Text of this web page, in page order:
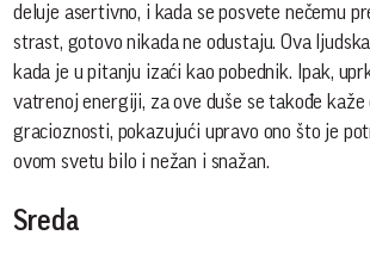
deluje asertivno, i kada se posvete nečemu
strast, gotovo nikada ne odustaju. Ova
kada je u pitanju izaći kao pobednik. Ipak,
vatrenoj energiji, za ove duše se takođe kaže
gracioznosti, pokazujući upravo ono što je
ovom svetu bilo i nežan i snažan.
Sreda